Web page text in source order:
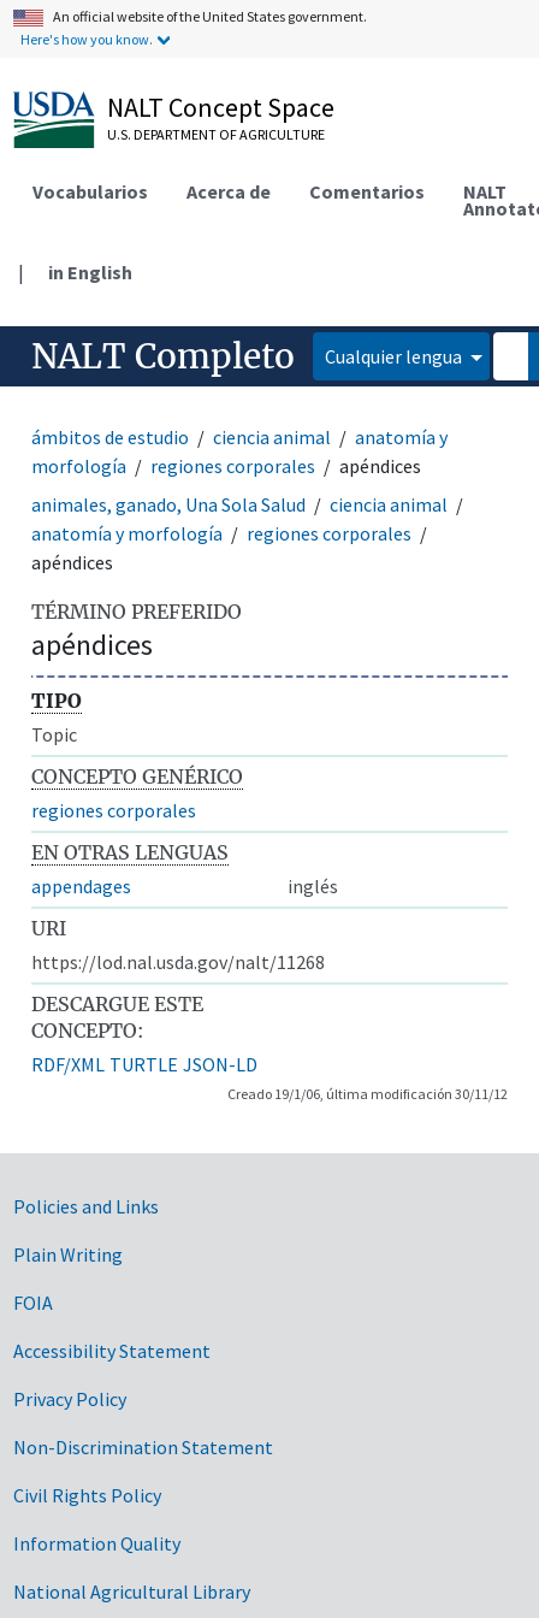
An official website of the United States government.
Here's how you know.
NALT Concept Space
U.S. DEPARTMENT OF AGRICULTURE
Vocabularios Acerca de Comentarios NALT
| in English
NALT Completo Cualquier lengua
ámbitos de estudio ciencia animal
anatomía y
morfología
regiones corporales
apéndices
animales, ganado, Una Sola Salud
ciencia animal
anatomía y morfología
regiones corporales
apéndices
TÉRMINO PREFERIDO
apéndices
TIPO
Topic
CONCEPTO GENÉRICO
regiones corporales
EN OTRAS LENGUAS
appendages
inglés
URI
https://lod.nal.usda.gov/nalt/11268
DESCARGUE ESTE
CONCEPTO:
RDF/XML TURTLE JSON-LD
Creado 19/1/06, última modificación 30/11/12
Government Links
Policies and Links
Plain Writing
FOIA
Accessibility Statement
Privacy Policy
Non-Discrimination Statement
Civil Rights Policy
Information Quality
National Agricultural Library